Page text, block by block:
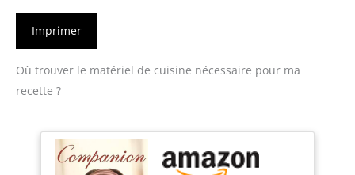
Imprimer
Où trouver le matériel de cuisine nécessaire pour ma
recette ?